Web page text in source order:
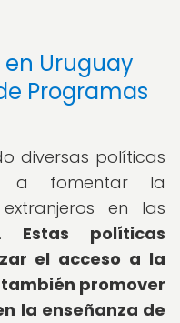
en Uruguay
Programas
diversas políticas
a fomentar la
en las
Estas políticas
el acceso a la
promover
la enseñanza de